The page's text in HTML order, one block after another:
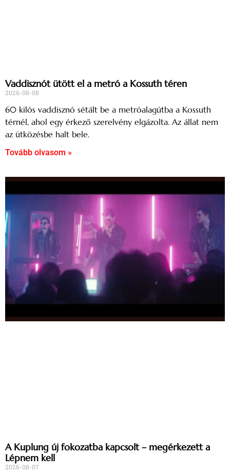
Vaddisznót ütött el a metró a Kossuth téren
2026-08-08
60 kilós vaddisznó sétált be a metróalagútba a Kossuth
térnél, ahol egy érkező szerelvény elgázolta. Az állat nem
az ütközésbe halt bele.
Tovább olvasom »
A Kuplung új fokozatba kapcsolt – megérkezett a
Lépnem kell
2026-08-07